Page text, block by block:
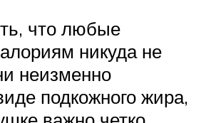
что любые
никуда не
неизменно
подкожного жира,